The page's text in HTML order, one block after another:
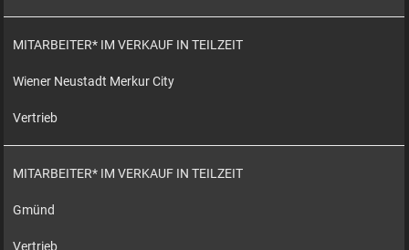
MITARBEITER* IM VERKAUF IN TEILZEIT
Wiener Neustadt Merkur City
Vertrieb
MITARBEITER* IM VERKAUF IN TEILZEIT
Gmünd
Vertrieb